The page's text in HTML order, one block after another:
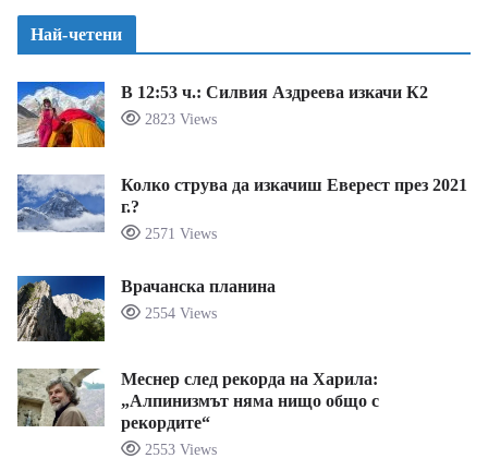
Най-четени
В 12:53 ч.: Силвия Аздреева изкачи К2
2823 Views
Колко струва да изкачиш Еверест през 2021
г.?
2571 Views
Врачанска планина
2554 Views
Меснер след рекорда на Харила:
„Алпинизмът няма нищо общо с
рекордите“
2553 Views